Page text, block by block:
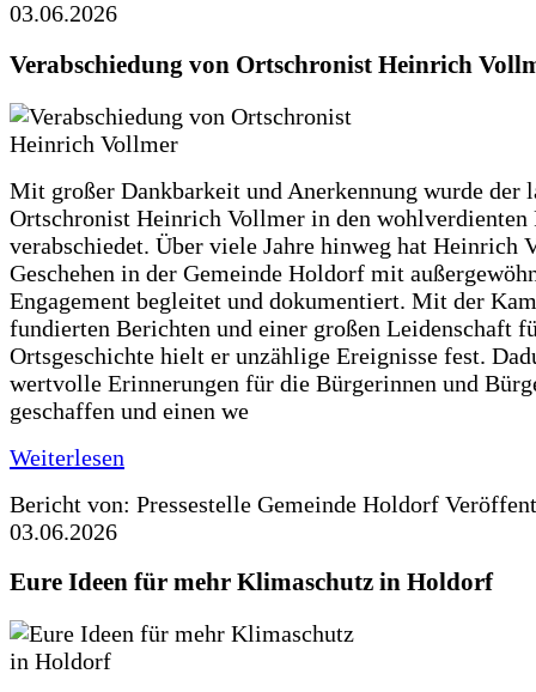
03.06.2026
Verabschiedung von Ortschronist Heinrich
Mit großer Dankbarkeit und Anerkennung wurde der
Ortschronist Heinrich Vollmer in den wohlverdienten
verabschiedet. Über viele Jahre hinweg hat Heinrich
Geschehen in der Gemeinde Holdorf mit
Engagement begleitet und dokumentiert. Mit der
fundierten Berichten und einer großen Leidenschaft
Ortsgeschichte hielt er unzählige Ereignisse fest.
wertvolle Erinnerungen für die Bürgerinnen und
geschaffen und einen we
Weiterlesen
Bericht von: Pressestelle Gemeinde Holdorf
03.06.2026
Eure Ideen für mehr Klimaschutz in Holdorf